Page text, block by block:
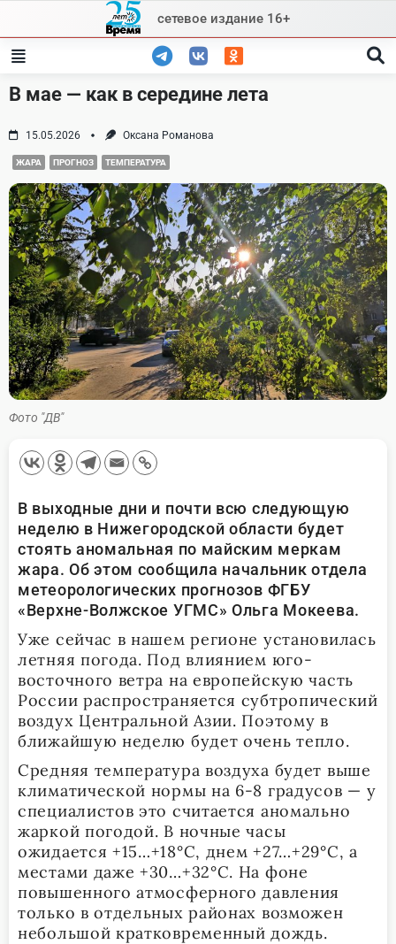
content
сетевое издание 16+
В мае — как в середине лета
15.05.2026 Оксана Романова
ЖАРА ПРОГНОЗ ТЕМПЕРАТУРА
Фото "ДВ"
В выходные дни и почти всю следующую
неделю в Нижегородской области будет
стоять аномальная по майским меркам
жара. Об этом сообщила начальник отдела
метеорологических прогнозов ФГБУ
«Верхне-Волжское УГМС» Ольга Мокеева.
Уже сейчас в нашем регионе установилась
летняя погода. Под влиянием юго-
восточного ветра на европейскую часть
России распространяется субтропический
воздух Центральной Азии. Поэтому в
ближайшую неделю будет очень тепло.
Средняя температура воздуха будет выше
климатической нормы на 6-8 градусов — у
специалистов это считается аномально
жаркой погодой. В ночные часы
ожидается +15…+18°С, днем +27…+29°С, а
местами даже +30…+32°С. На фоне
повышенного атмосферного давления
только в отдельных районах возможен
небольшой кратковременный дождь.